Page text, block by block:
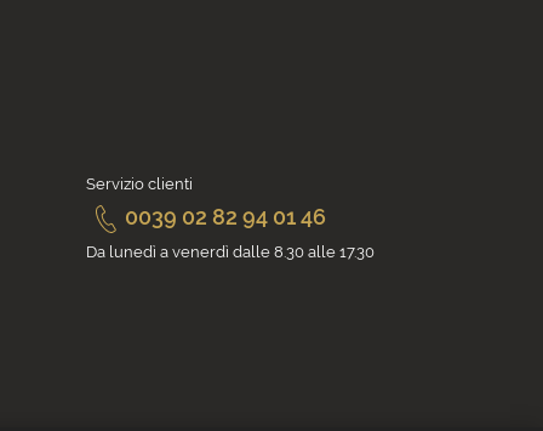
Servizio clienti
0039 02 82 94 01 46
Da lunedì a venerdì dalle 8.30 alle 17.30